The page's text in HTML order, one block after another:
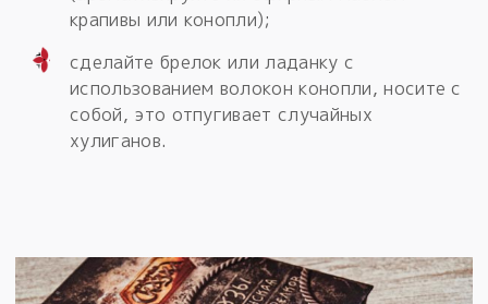
крапивы или конопли);
сделайте брелок или ладанку с
использованием волокон конопли, носите с
собой, это отпугивает случайных
хулиганов.